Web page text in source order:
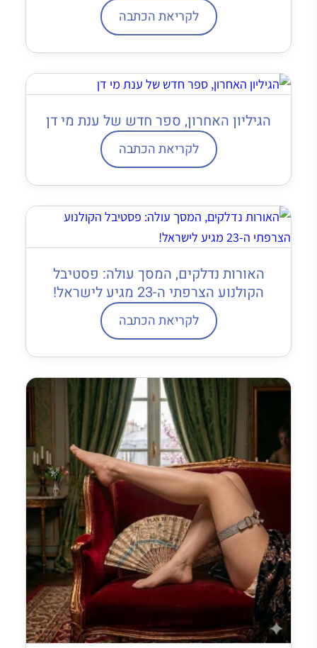
לקריאת הכתבה
הגיליון האחרון, ספר חדש של ענת מי דן
לקריאת הכתבה
האורות נדלקים, המסך עולה: פסטיבל
הקולנוע הצרפתי ה-23 מגיע לישראל!
לקריאת הכתבה